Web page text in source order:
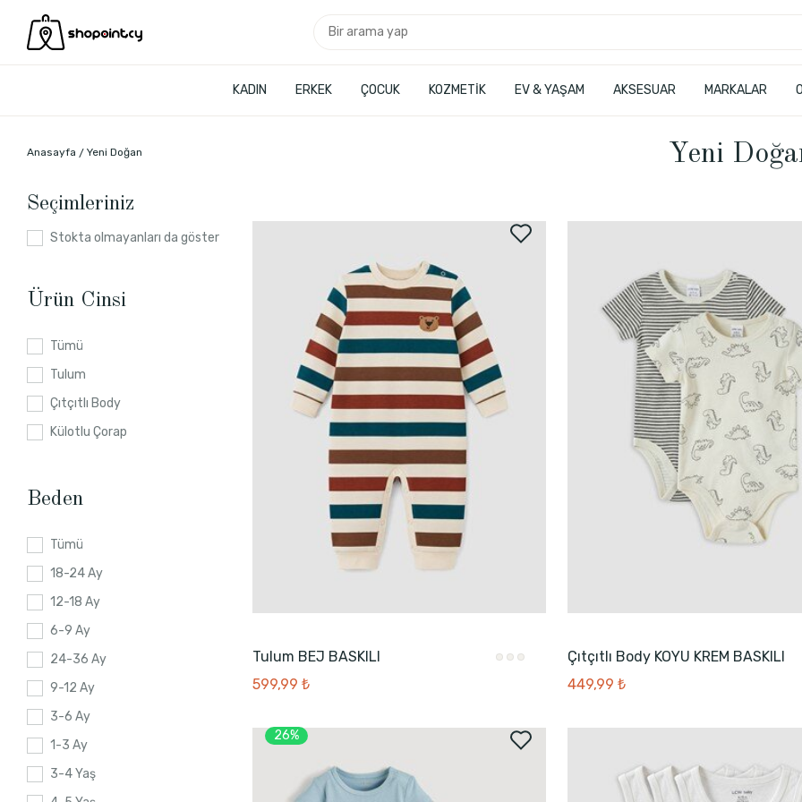
KADIN ERKEK ÇOCUK KOZMETİK EV & YAŞAM AKSESUAR MARKALAR
Anasayfa Yeni Doğan Yeni
Seçimleriniz
Stokta olmayanları da göster
Ürün Cinsi
Tümü
Tulum
Çıtçıtlı Body
Külotlu Çorap
Beden
Tümü
18-24 Ay
12-18 Ay
6-9 Ay
24-36 Ay
9-12 Ay
3-6 Ay
1-3 Ay
3-4 Yaş
Tulum BEJ BASKILI
599,99 ₺
Çıtçıtlı Body KOYU KREM BASKILI
449,99 ₺
26%